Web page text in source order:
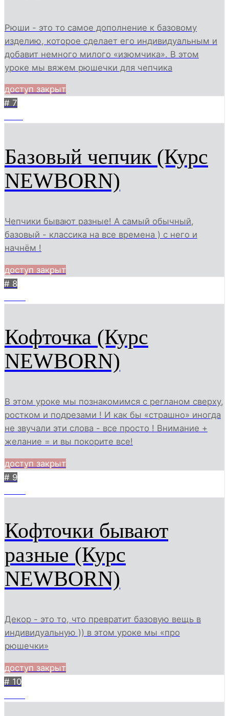
Рюши - это то самое дополнение к базовому
изделию, которое сделает его индивидуальным и
добавит немного милого «изюмчика». В этом
уроке мы вяжем рюшечки для чепчика
доступ закрыт
# 7
Базовый чепчик (Курс
NEWBORN)
Чепчики бывают разные! А самый обычный,
базовый - классика на все времена ) с него и
начнём !
доступ закрыт
# 8
Кофточка (Курс
NEWBORN)
В этом уроке мы познакомимся с регланом сверху,
ростком и подрезами ! И как бы «страшно» иногда
не звучали эти слова - все просто ! Внимание +
желание = и вы покорите все!
доступ закрыт
# 9
Кофточки бывают
разные (Курс
NEWBORN)
Декор - это то, что превратит базовую вещь в
индивидуальную )) в этом уроке мы «про
рюшечки»
доступ закрыт
# 10